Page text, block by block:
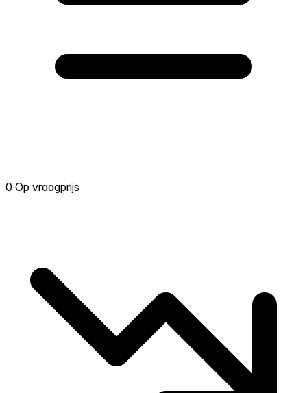
0 Op vraagprijs